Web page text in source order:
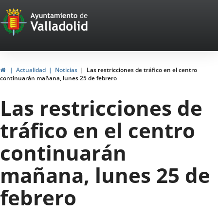
Portal
Web
del
Ayuntamiento
de
Valladolid
InicioActualidad Noticias
Las restricciones de tráfico en el centro
continuarán mañana, lunes 25 de febrero
Las restricciones de
tráfico en el centro
continuarán
mañana, lunes 25 de
febrero